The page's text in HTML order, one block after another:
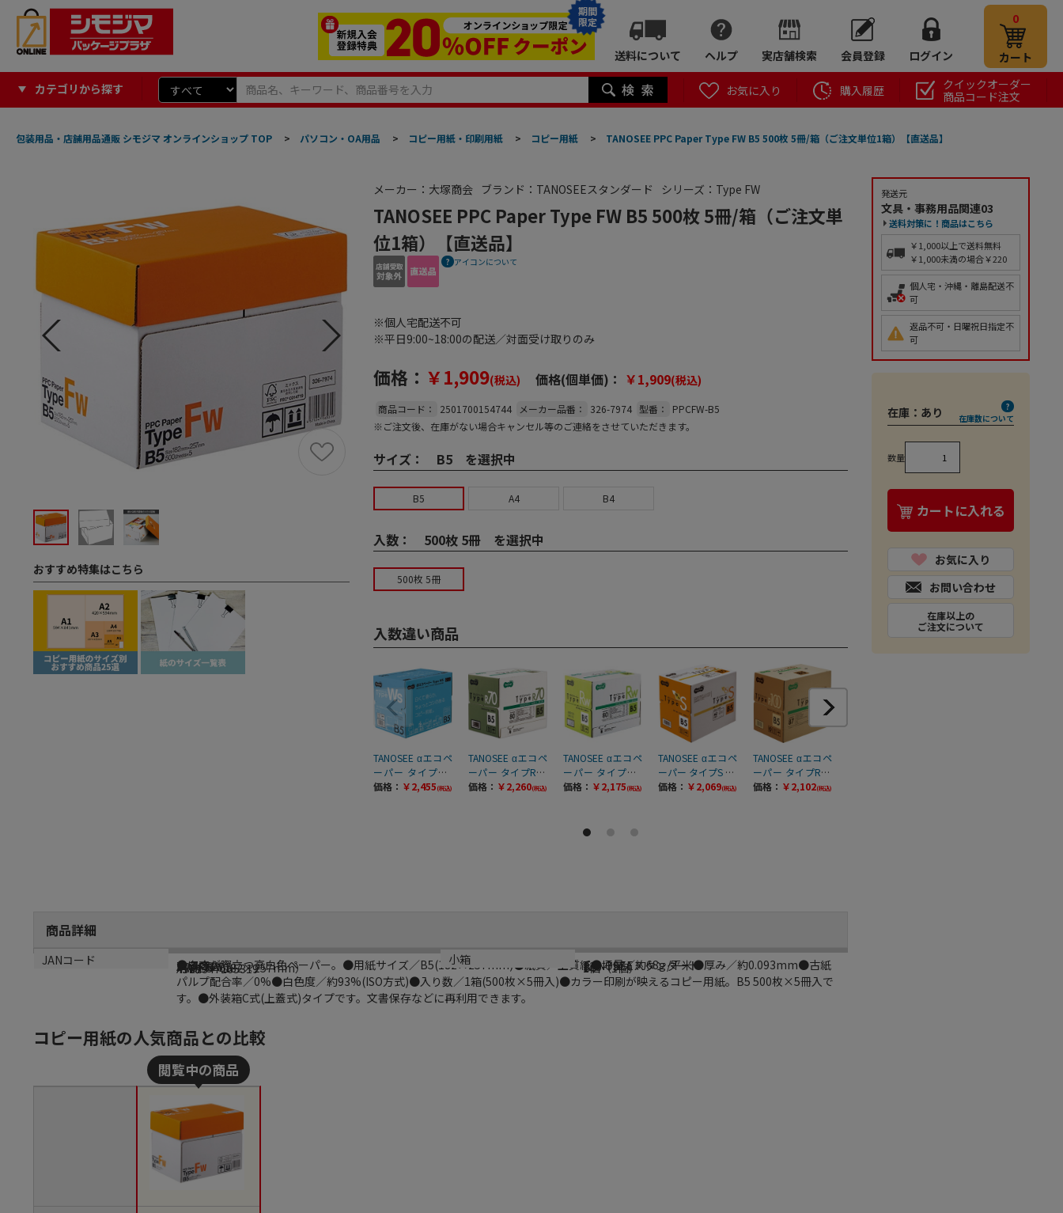
期間
限定
送料について ヘルプ 実店舗検索 会員登録 ログイン
0
カート
カテゴリから探す お気に入り 購入履歴
クイックオーダー
商品コード注文
包装用品・店舗用品通販 シモジマ オンラインショップ TOP > パソコン・OA用品 > コピー用紙・印刷用紙 > コピー用紙 > TANOSEE PPC Paper Type FW B5 500枚 5冊/箱（ご注文単位1箱）【直送品】
おすすめ特集はこちら
メーカー：大塚商会 ブランド：TANOSEEスタンダード シリーズ：Type FW
TANOSEE PPC Paper Type FW B5 500枚 5冊/箱（ご注文単
位1箱）【直送品】
アイコンについて
※個人宅配送不可
※平日9:00~18:00の配送／対面受け取りのみ
価格： ￥1,909(税込) 価格(個単価)： ￥1,909(税込)
商品コード： 2501700154744 メーカー品番： 326-7974 型番：
PPCFW-B5
※ご注文後、在庫がない場合キャンセル等のご連絡をさせていただきます。
サイズ： B5 を選択中
B5 A4 B4
入数： 500枚 5冊 を選択中
500枚 5冊
入数違い商品
TANOSEE αエコペ
ーパー タイプWS
白くて滑らか、ち
価格： ￥2,455 (税込)
TANOSEE αエコペ
ーパー タイプR70
B5 500枚 5冊/箱
価格： ￥2,260(税込)
TANOSEE αエコペ
ーパー タイプRW
B5 500枚 5冊/箱
価格： ￥2,175 (税込)
TANOSEE αエコペ
ーパー タイプS B5
500枚 5冊/箱（ご
価格： ￥2,069(税込)
TANOSEE αエコペ
ーパー タイプR10
0 B5 500枚 5冊/箱
価格： ￥2,102(税込)
商品詳細
商品説明
●白さが際立つ高白色ペーパー。●用紙サイズ／B5(182×257mm)●紙質／上質紙●坪量／約68g/平米●厚み／約0.093mm●古紙
パルプ配合率／0%●白色度／約93%(ISO方式)●入り数／1箱(500枚×5冊入)●カラー印刷が映えるコピー用紙。B5 500枚×5冊入で
す。●外装箱C式(上蓋式)タイプです。文書保存などに再利用できます。
メーカー名
大塚商会
ブランド名
TANOSEEスタンダード
シリーズ名
Type FW
メーカー品番
326-7974
型番
PPCFW-B5
規格
B5
サイズ
用紙B5（182×257mm）
小箱
1個（1個）
JANコード
4571347165319
発送元
文具・事務用品関連03
送料対策に！商品はこちら
￥1,000以上で送料無料
￥1,000未満の場合￥220
個人宅・沖縄・離島配送不
可
返品不可・日曜祝日指定不
可
在庫： あり 在庫数について
数量
カートに入れる
お気に入り
お問い合わせ
在庫以上の
ご注文について
コピー用紙の人気商品との比較